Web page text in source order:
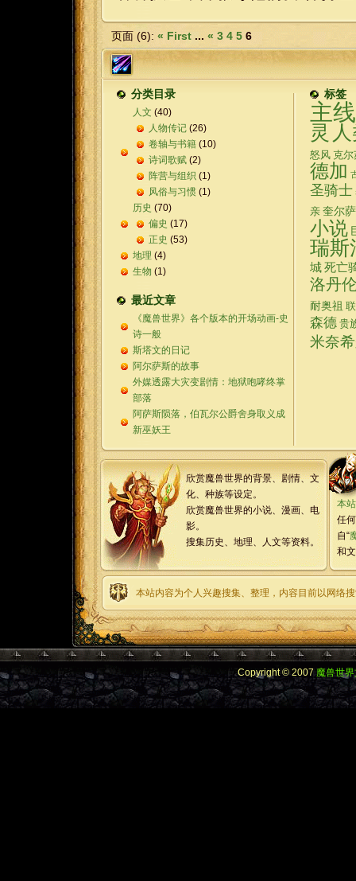
页面 (6): « First ... « 3 4 5 6
分类目录
人文 (40)
人物传记 (26)
卷轴与书籍 (10)
诗词歌赋 (2)
阵营与组织 (1)
风俗与习惯 (1)
历史 (70)
偏史 (17)
正史 (53)
地理 (4)
生物 (1)
最近文章
《魔兽世界》各个版本的开场动画-史
诗一般
斯塔文的日记
阿尔萨斯的故事
外媒透露大灾变剧情：地狱咆哮终掌
部落
阿萨斯陨落，伯瓦尔公爵舍身取义成
新巫妖王
标签
主
灵
怒风 克
德加
圣骑士
亲 奎尔
小说
瑞斯
城死亡
洛丹
耐奥祖
森德 贵
米奈
欣赏魔兽世界的背景、剧情、文
化、种族等设定。
欣赏魔兽世界的小说、漫画、电
影。
搜集历史、地理、人文等资料。
本站
任
自“
和
本站内容为个人兴趣搜集、整理，内容目前以网络
Copyright © 2007魔兽世